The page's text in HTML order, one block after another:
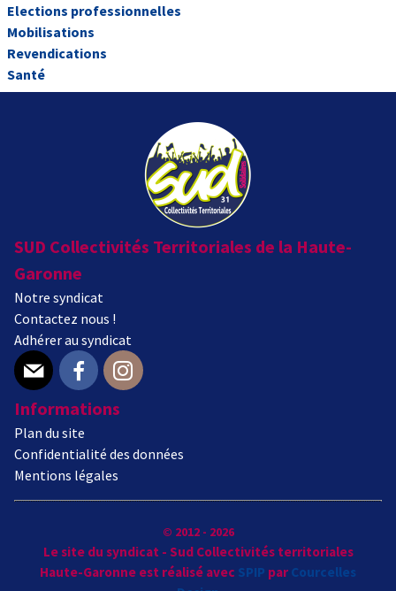
Elections professionnelles
Mobilisations
Revendications
Santé
SUD Collectivités Territoriales de la Haute-
Garonne
Notre syndicat
Contactez nous !
Adhérer au syndicat
E-mail Facebook
Informations
Plan du site
Confidentialité des données
Mentions légales
© 2012 - 2026
Le site du syndicat - Sud Collectivités territoriales
Haute-Garonne est réalisé avec SPIP par Courcelles